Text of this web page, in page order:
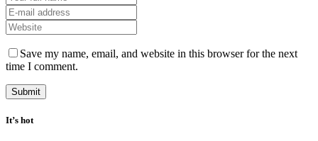
Save my name, email, and website in this browser for the next
time I comment.
It’s hot